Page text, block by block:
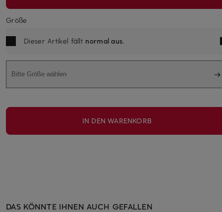
Größe
Dieser Artikel fällt normal aus.
Bitte Größe wählen
IN DEN WARENKORB
DAS KÖNNTE IHNEN AUCH GEFALLEN